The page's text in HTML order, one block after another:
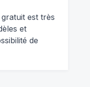
est très
et
de